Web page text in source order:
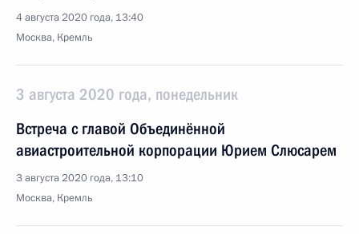
4 августа 2020 года, 13:40
Москва, Кремль
3 августа 2020 года, понедельник
Встреча с главой Объединённой
авиастроительной корпорации Юрием Слюсарем
3 августа 2020 года, 13:10
Москва, Кремль